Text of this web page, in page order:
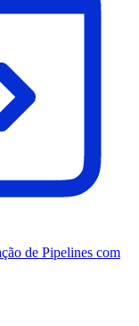
de Pipelines com